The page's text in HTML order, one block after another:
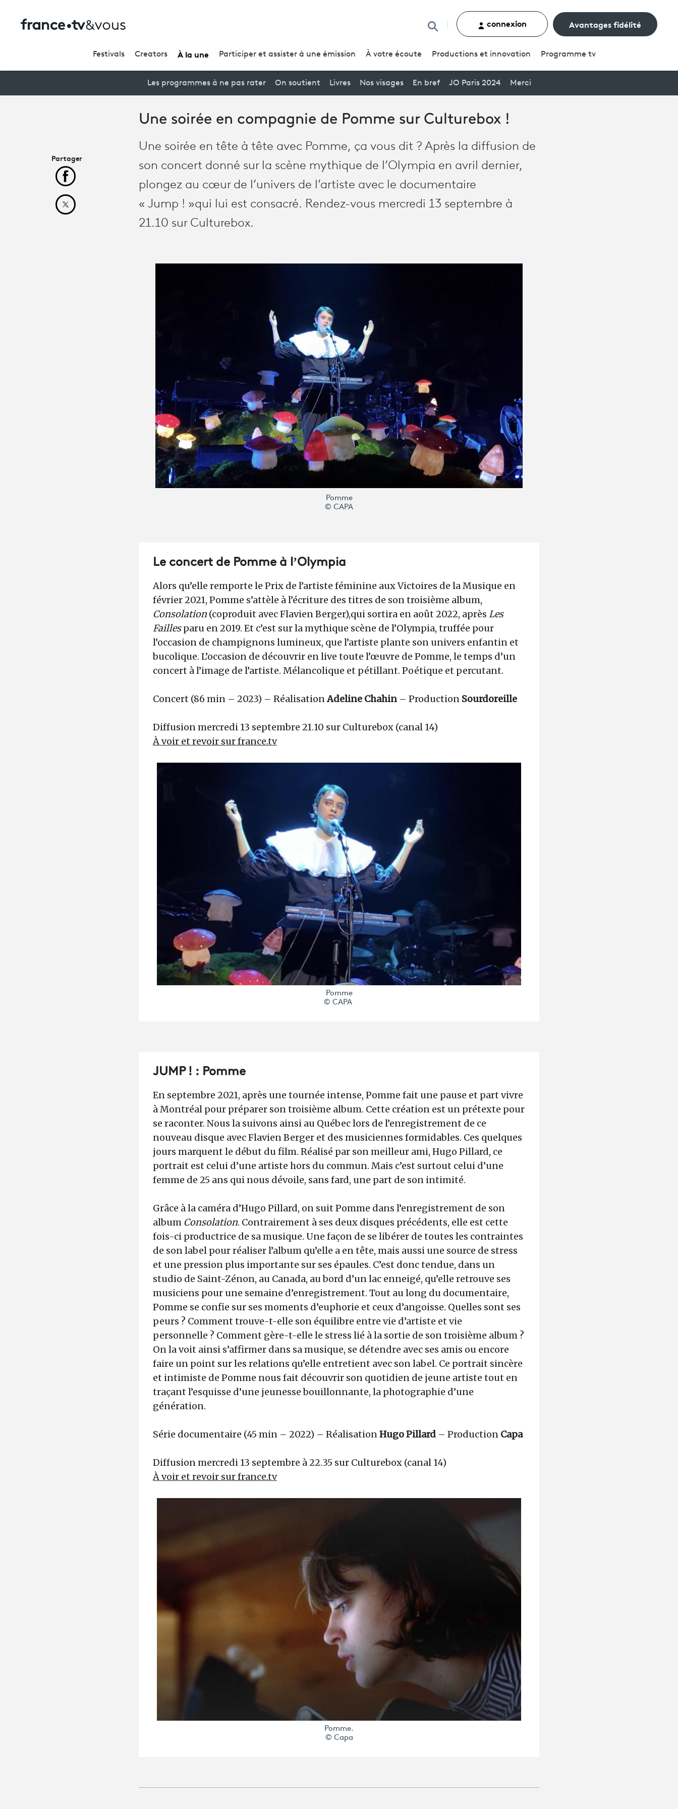
Rechercher un contenu
connexion Avantages fidélité
Festivals Creators À la une Participer et assister à une émission À votre écoute Productions et innovation Programme tv
Les programmes à ne pas rater On soutient Livres Nos visages En bref JO Paris 2024 Merci
Une soirée en compagnie de Pomme sur Culturebox !
Une soirée en tête à tête avec Pomme, ça vous dit ? Après la diffusion de
son concert donné sur la scène mythique de l’Olympia en avril dernier,
plongez au cœur de l’univers de l’artiste avec le documentaire
« Jump ! »qui lui est consacré. Rendez-vous mercredi 13 septembre à
21.10 sur Culturebox.
Pomme
© CAPA
Le concert de Pomme à l’Olympia
Alors qu’elle remporte le Prix de l’artiste féminine aux Victoires de la Musique en
février 2021, Pomme s’attèle à l’écriture des titres de son troisième album,
Consolation (coproduit avec Flavien Berger),qui sortira en août 2022, après Les
Faillesparu en 2019. Et c’est sur la mythique scène de l’Olympia, truffée pour
l’occasion de champignons lumineux, que l’artiste plante son univers enfantin et
bucolique. L’occasion de découvrir en live toute l’œuvre de Pomme, le temps d’un
concert à l’image de l’artiste. Mélancolique et pétillant. Poétique et percutant.
Concert (86 min – 2023) – RéalisationAdeline Chahin – Production Sourdoreille
Diffusion mercredi 13 septembre 21.10 sur Culturebox (canal 14)
À voir et revoir sur france.tv
Pomme
© CAPA ​
JUMP ! : Pomme
En septembre 2021, après une tournée intense, Pomme fait une pause et part vivre
à Montréal pour préparer son troisième album. Cette création est un prétexte pour
se raconter. Nous la suivons ainsi au Québec lors de l’enregistrement de ce
nouveau disque avec Flavien Berger et des musiciennes formidables. Ces quelques
jours marquent le début du film. Réalisé par son meilleur ami, Hugo Pillard, ce
portrait est celui d’une artiste hors du commun. Mais c’est surtout celui d’une
femme de 25 ans qui nous dévoile, sans fard, une part de son intimité.
Grâce à la caméra d’Hugo Pillard, on suit Pomme dans l’enregistrement de son
album Consolation. Contrairement à ses deux disques précédents, elle est cette
fois-ci productrice de sa musique. Une façon de se libérer de toutes les contraintes
de son label pour réaliser l’album qu’elle a en tête, mais aussi une source de stress
et une pression plus importante sur ses épaules. C’est donc tendue, dans un
studio de Saint-Zénon, au Canada, au bord d’un lac enneigé, qu’elle retrouve ses
musiciens pour une semaine d’enregistrement. Tout au long du documentaire,
Pomme se confie sur ses moments d’euphorie et ceux d’angoisse. Quelles sont ses
peurs ? Comment trouve-t-elle son équilibre entre vie d’artiste et vie
personnelle ? Comment gère-t-elle le stress lié à la sortie de son troisième album ?
On la voit ainsi s’affirmer dans sa musique, se détendre avec ses amis ou encore
faire un point sur les relations qu’elle entretient avec son label. Ce portrait sincère
et intimiste de Pomme nous fait découvrir son quotidien de jeune artiste tout en
traçant l’esquisse d’une jeunesse bouillonnante, la photographie d’une
génération.
Série documentaire (45 min – 2022) – RéalisationHugo Pillard – Production Capa
Diffusion mercredi 13 septembre à 22.35 sur Culturebox (canal 14)
À voir et revoir sur france.tv
Pomme.
© Capa
Partager
Partager cet article sur Facebook
Partager cet article sur X